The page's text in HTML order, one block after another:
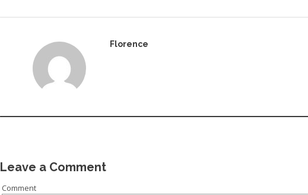
Florence
Leave a Comment
Comment